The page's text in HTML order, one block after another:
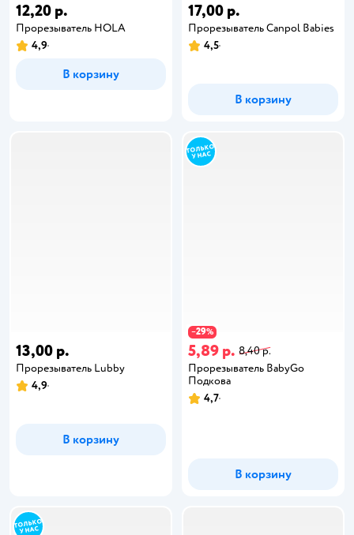
12,20 р.
Прорезыватель HOLA
4,9
В корзину
17,00 р.
Прорезыватель Canpol Babies
4,5
В корзину
13,00 р.
Прорезыватель Lubby
4,9
В корзину
−29%
5,89 р. 8,40 р.
Прорезыватель BabyGo
Подкова
4,7
В корзину